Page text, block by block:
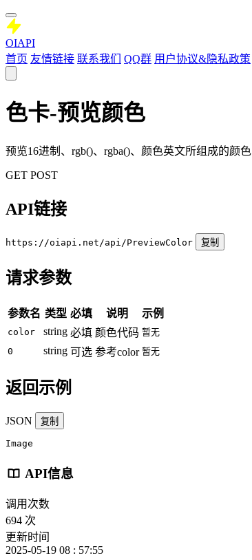
OIAPI
首页 友情链接 联系我们 QQ群 用户协议&隐私政策
色卡-预览颜色
预览16进制、rgb()、rgba()、颜色英文所组成的颜色
GET POST
API链接
https://oiapi.net/api/PreviewColor 复制
请求参数
参数名 类型 必填 说明 示例
color string 必填 颜色代码 暂无
0
string 可选 参考color 暂无
返回示例
JSON 复制
Image
API信息
调用次数
694 次
更新时间
2025-05-19 08 : 57:55